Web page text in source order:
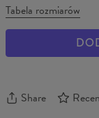
Tabela rozmiarów
Share